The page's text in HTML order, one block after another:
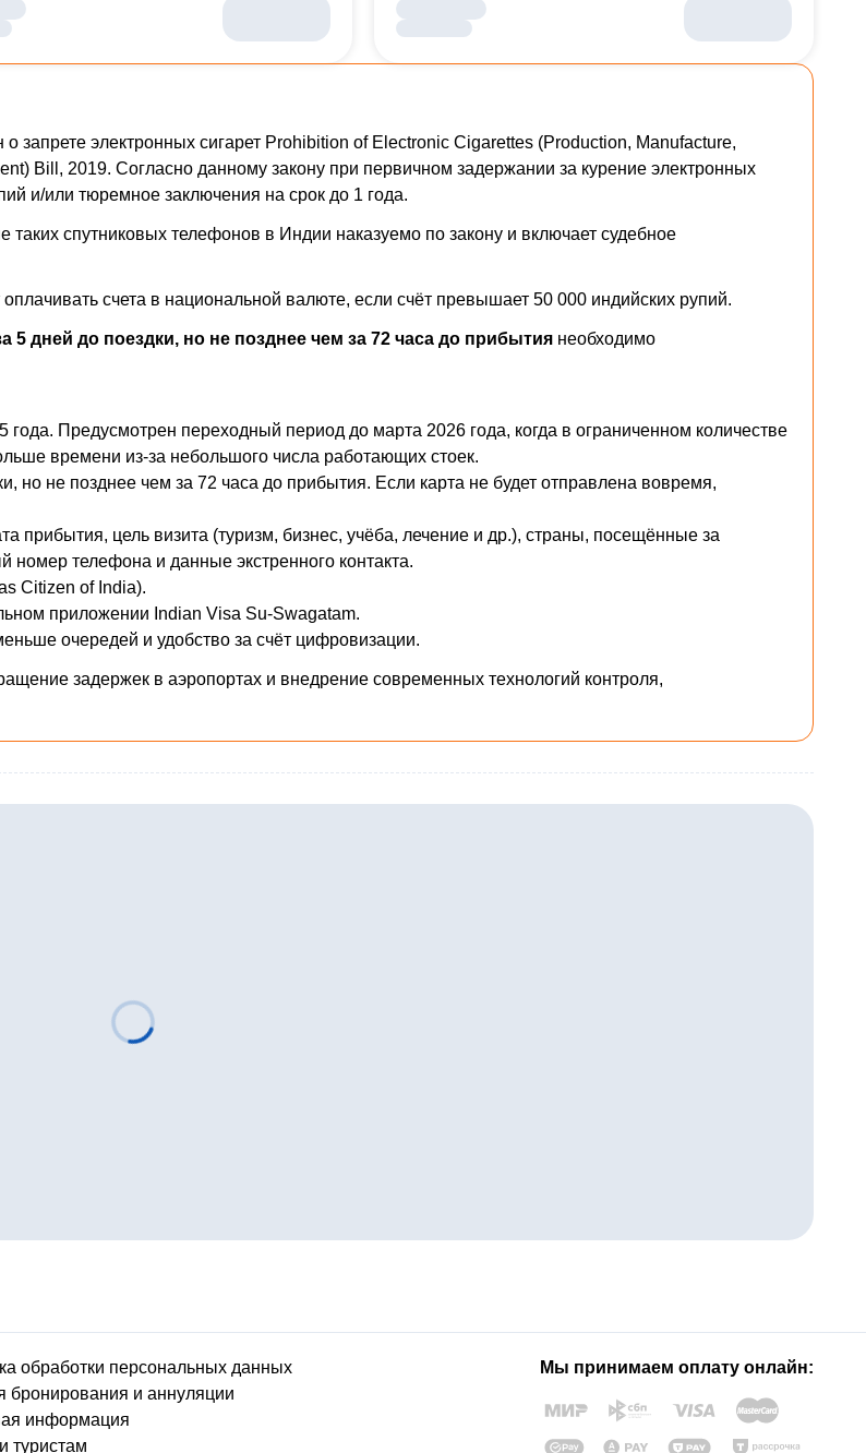
запрете электронных сигарет Prohibition of Electronic Cigarettes (Production, Manufacture,
Bill, 2019. Согласно данному закону при первичном задержании за курение электронных
и/или тюремное заключения на срок до 1 года.
спутниковых телефонов в Индии наказуемо по закону и включает судебное
счета в национальной валюте, если счёт превышает 50 000 индийских рупий.
5 дней до поездки, но не позднее чем за 72 часа до прибытия необходимо
года. Предусмотрен переходный период до марта 2026 года, когда в ограниченном количестве
времени из-за небольшого числа работающих стоек.
но не позднее чем за 72 часа до прибытия. Если карта не будет отправлена вовремя,
прибытия, цель визита (туризм, бизнес, учёба, лечение и др.), страны, посещённые за
телефона и данные экстренного контакта.
Citizen of India).
приложении Indian Visa Su-Swagatam.
очередей и удобство за счёт цифровизации.
задержек в аэропортах и внедрение современных технологий контроля,
обработки персональных данных
бронирования и аннуляции
информация
туристам
Мы принимаем оплату онлайн: